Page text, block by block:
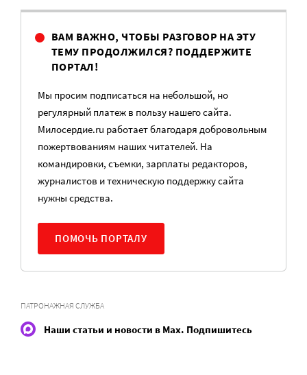
ВАМ ВАЖНО, ЧТОБЫ РАЗГОВОР НА ЭТУ
ТЕМУ ПРОДОЛЖИЛСЯ? ПОДДЕРЖИТЕ
ПОРТАЛ!
Мы просим подписаться на небольшой, но
регулярный платеж в пользу нашего сайта.
Милосердие.ru работает благодаря добровольным
пожертвованиям наших читателей. На
командировки, съемки, зарплаты редакторов,
журналистов и техническую поддержку сайта
нужны средства.
ПОМОЧЬ ПОРТАЛУ
ПАТРОНАЖНАЯ СЛУЖБА
Наши статьи и новости в Max. Подпишитесь